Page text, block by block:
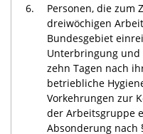
6.
Personen, die zum
dreiwöchigen
Bundesgebiet
Unterbringung
zehn Tagen nach
betriebliche
Vorkehrungen zur
der Arbeitsgruppe
Absonderung nach